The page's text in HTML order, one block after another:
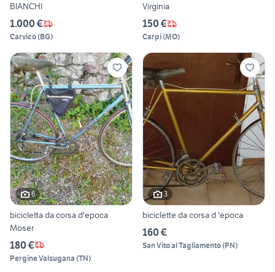
BIANCHI
1.000 €
Carvico(BG)
Virginia
150 €
Carpi(MO)
6
bicicletta da corsa d'epoca
Moser
180 €
Pergine Valsugana (TN)
3
biciclette da corsa d 'epoca
160 €
San Vito al Tagliamento(PN)